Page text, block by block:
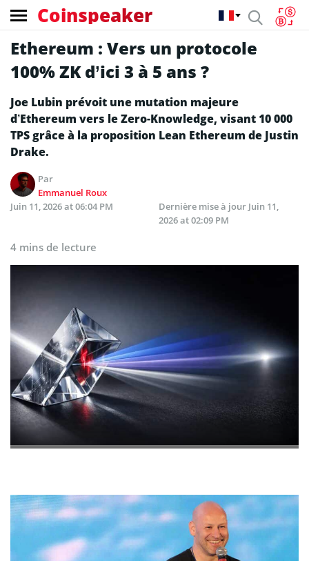
Coinspeaker
Ethereum : Vers un protocole
100% ZK d’ici 3 à 5 ans ?
Joe Lubin prévoit une mutation majeure
d’Ethereum vers le Zero-Knowledge, visant 10 000
TPS grâce à la proposition Lean Ethereum de Justin
Drake.
Par
Emmanuel Roux
Juin 11, 2026 at 06:04 PM
Dernière mise à jour Juin 11,
2026 at 02:09 PM
4 mins de lecture